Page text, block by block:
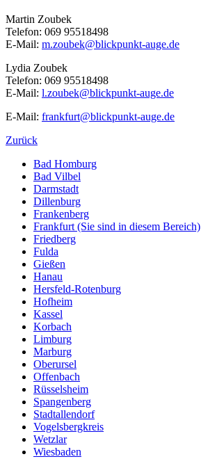
Martin Zoubek
Telefon: 069 95518498
E-Mail: m.zoubek@blickpunkt-auge.de
Lydia Zoubek
Telefon: 069 95518498
E-Mail: l.zoubek@blickpunkt-auge.de
E-Mail: frankfurt@blickpunkt-auge.de
Zurück
Bad Homburg
Bad Vilbel
Darmstadt
Dillenburg
Frankenberg
Frankfurt (Sie sind in diesem Bereich)
Friedberg
Fulda
Gießen
Hanau
Hersfeld-Rotenburg
Hofheim
Kassel
Korbach
Limburg
Marburg
Oberursel
Offenbach
Rüsselsheim
Spangenberg
Stadtallendorf
Vogelsbergkreis
Wetzlar
Wiesbaden